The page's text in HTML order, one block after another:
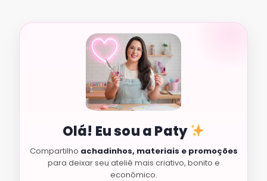
Olá! Eu sou a Paty
Compartilho achadinhos, materiais e promoções
para deixar seu ateliê mais criativo, bonito e
econômico.